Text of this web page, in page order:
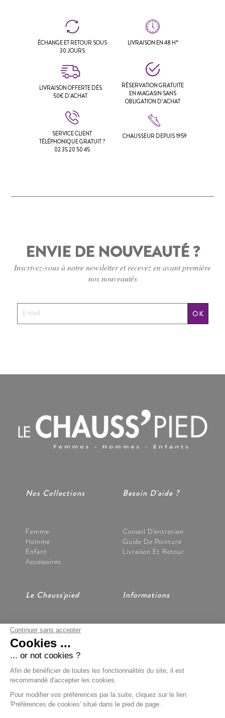
ÉCHANGE ET RETOUR SOUS
30 JOURS
LIVRAISON EN 48 H*
LIVRAISON OFFERTE DÈS
50€ D'ACHAT
RÉSERVATION GRATUITE
EN MAGASIN SANS
OBLIGATION D’ACHAT
SERVICE CLIENT
TÉLÉPHONIQUE GRATUIT ?
02 35 20 50 45
CHAUSSEUR DEPUIS 1959
ENVIE DE NOUVEAUTÉ ?
Inscrivez-vous à notre newsletter et recevez en avant première
nos nouveautés
OK
Nos Collections
Femme
Homme
Enfant
Accessoires
Besoin D'aide ?
Conseil D'entretien
Guide De Pointure
Livraison Et Retour
Le Chauss'pied
Nos Magasins
Notre Histoire
Nous Contacter
Informations
Continuer sans accepter
Cookies ...
... or not cookies ?
Afin de bénéficier de toutes les fonctionnalités du site, il est
recommandé d'accepter les cookies.
Pour modifier vos préférences par la suite, cliquez sur le lien
'Préférences de cookies' situé dans le pied de page.